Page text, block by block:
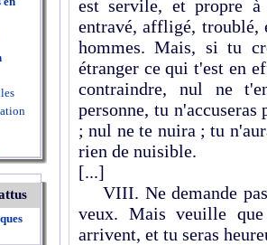
est servile, et propre
entravé, affligé, troublé,
hommes. Mais, si tu
étranger ce qui t'est en
contraindre, nul ne
personne, tu
; nul ne te nuira ; tu
rien de nuisible.
[...]
VIII. Ne demande
veux. Mais veuille
arrivent, et tu seras